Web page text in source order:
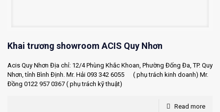
Khai trương showroom ACIS Quy Nhơn
Acis Quy Nhơn Địa chỉ: 12/4 Phùng Khắc Khoan, Phường Đống Đa, TP. Quy
Nhơn, tỉnh Bình Định. Mr. Hải 093 342 6055 ( phụ trách kinh doanh) Mr.
Đồng 0122 957 0367 ( phụ trách kỹ thuật)
Read more